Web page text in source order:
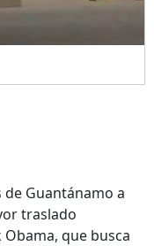
Guantánamo a
traslado
que busca